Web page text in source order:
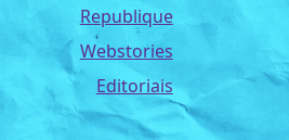
Republique
Webstories
Editoriais